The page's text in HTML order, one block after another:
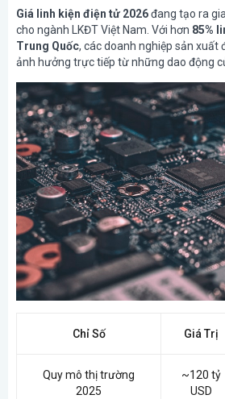
Giá linh kiện điện tử 2026đang tạo ra
cho ngành LKĐT Việt Nam. Với hơn 85%
Trung Quốc, các doanh nghiệp sản xuất
ảnh hưởng trực tiếp từ những dao động
Chỉ Số Giá Trị
Quy mô thị trường
2025
~120 tỷ
USD